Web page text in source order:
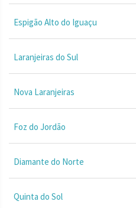
Espigão Alto do Iguaçu
Laranjeiras do Sul
Nova Laranjeiras
Foz do Jordão
Diamante do Norte
Quinta do Sol